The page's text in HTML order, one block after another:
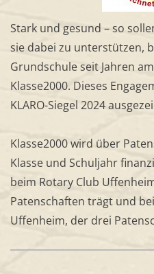
Stark und gesund – so
sie dabei zu unterstützen,
Grundschule seit Jahren
Klasse2000. Dieses
KLARO-Siegel 2024
Klasse2000 wird über
Klasse und Schuljahr
beim Rotary Club
Patenschaften trägt und
Uffenheim, der drei